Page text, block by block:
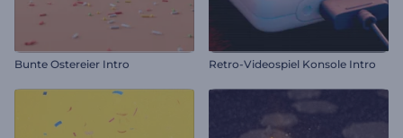
Bunte Ostereier Intro Retro-Videospiel Konsole Intro